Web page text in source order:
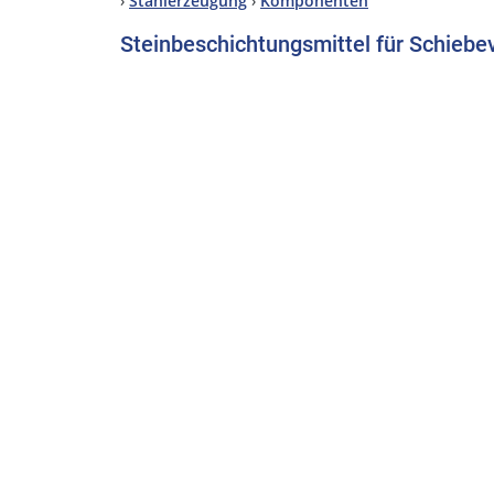
Steinbeschichtungsmittel für